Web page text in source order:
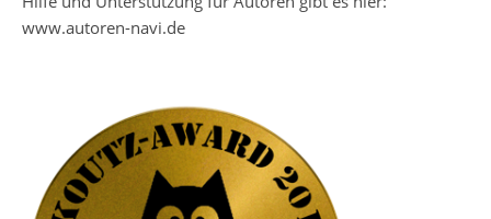
www.autoren-navi.de